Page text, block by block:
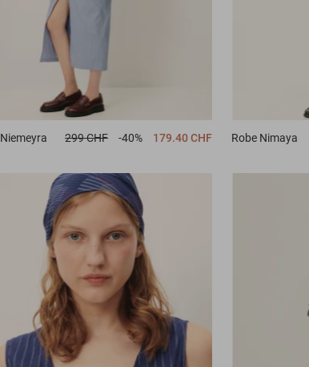
Niemeyra 299 CHF -40% 179.40 CHF Robe Nimaya